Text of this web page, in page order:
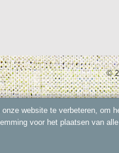
©
website te verbeteren, om
voor het plaatsen van